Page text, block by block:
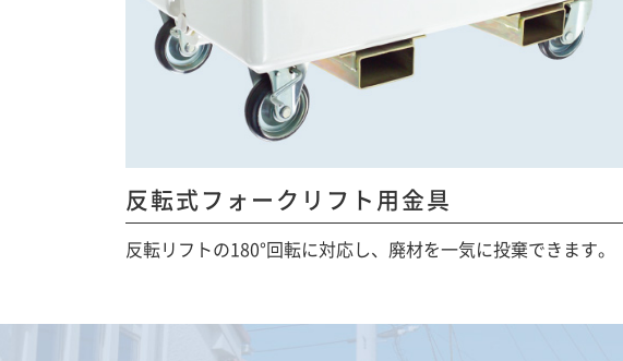
反転式フォークリフト用金具
反転リフトの180°回転に対応し、廃材を一気に投棄できます。